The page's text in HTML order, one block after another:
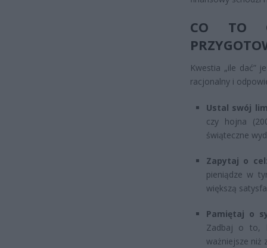
CO TO
Kwestia „ile dać”
racjonalny i
Ustal swój
czy hojna
świąteczne
Zapytaj o
pieniądze w
większą
Pamiętaj o
Zadbaj o to,
ważniejsze niż